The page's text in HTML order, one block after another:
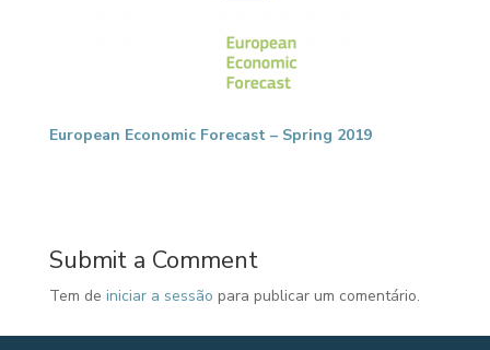
European Economic Forecast – Spring 2019
Submit a Comment
Tem de iniciar a sessão para publicar um comentário.